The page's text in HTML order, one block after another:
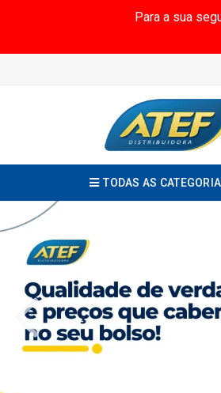
Para a sua
TODAS AS